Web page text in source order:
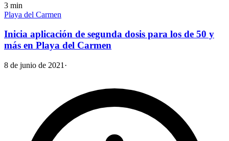
3 min
Playa del Carmen
Inicia aplicación de segunda dosis para los de 50 y
más en Playa del Carmen
8 de junio de 2021 ·